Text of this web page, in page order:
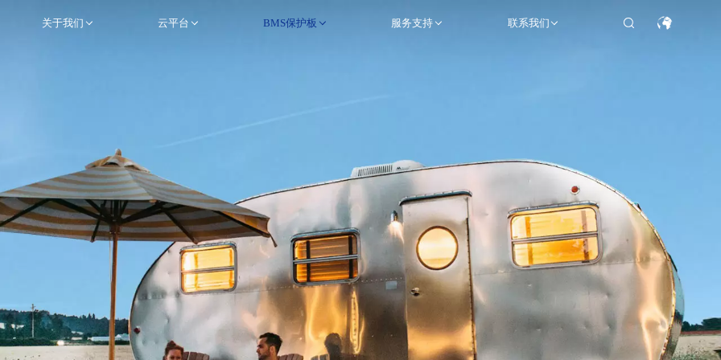
关于我们 云平台 BMS保护板 服务支持 联系我们